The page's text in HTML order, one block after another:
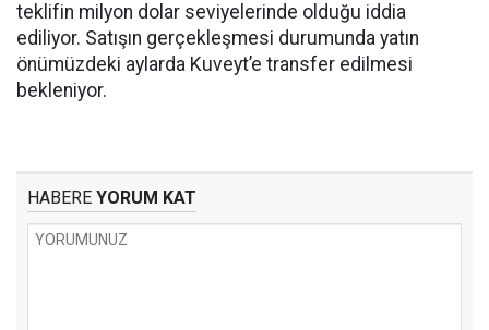
teklifin milyon dolar seviyelerinde olduğu iddia
ediliyor. Satışın gerçekleşmesi durumunda yatın
önümüzdeki aylarda Kuveyt’e transfer edilmesi
bekleniyor.
HABERE YORUM KAT